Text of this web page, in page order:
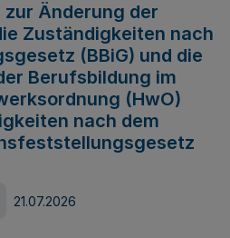
Änderung der
Zuständigkeiten nach
(BBiG) und die
Berufsbildung im
(HwO)
nach dem
21.07.2026